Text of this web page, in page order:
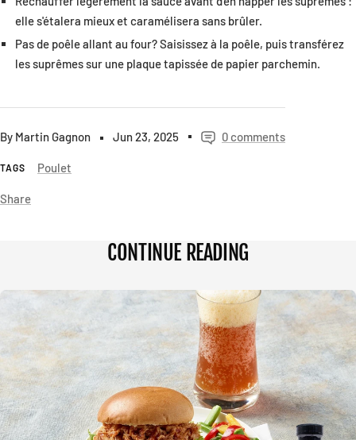
By Martin Gagnon Jun 23, 2025 0 comments
TAGS Poulet
Share
elle s'étalera mieux et caramélisera sans brûler.
Pas de poêle allant au four? Saisissez à la poêle, puis transférez
les suprêmes sur une plaque tapissée de papier parchemin.
CONTINUE READING